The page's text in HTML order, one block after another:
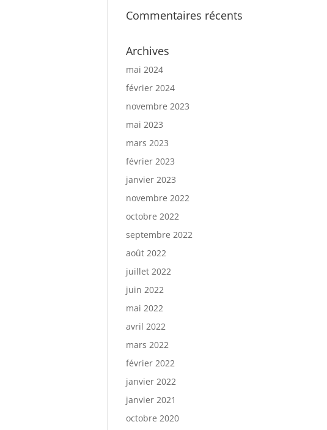
Commentaires récents
Archives
mai 2024
février 2024
novembre 2023
mai 2023
mars 2023
février 2023
janvier 2023
novembre 2022
octobre 2022
septembre 2022
août 2022
juillet 2022
juin 2022
mai 2022
avril 2022
mars 2022
février 2022
janvier 2022
janvier 2021
octobre 2020